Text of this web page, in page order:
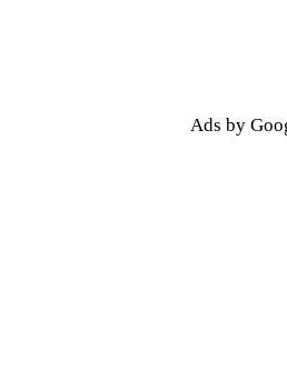
漢字検索
Ads by
漢字検索